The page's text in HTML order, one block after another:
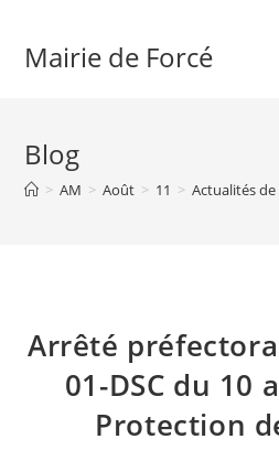
contentMairie de Forcé
Blog
> AM > Août > 11 > Actualités
Arrêté
01-DSC du 10
Protection